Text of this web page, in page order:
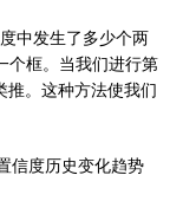
中发生了多少个两
个框。当我们进行第
推。这种方法使我们